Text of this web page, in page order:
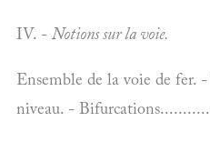
IV. -Notions sur la voie.
Ensemble de la voie de fer.
niveau. -